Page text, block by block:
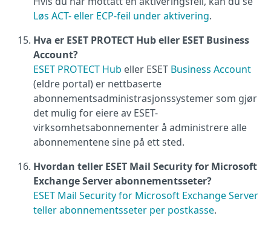
Løs ACT- eller ECP-feil under aktivering.
Hva er ESET PROTECT Hub eller ESET Business
Account?
ESET PROTECT Hub eller ESET Business Account
(eldre portal) er nettbaserte
abonnementsadministrasjonssystemer som gjør
det mulig for eiere av ESET-
virksomhetsabonnementer å administrere alle
abonnementene sine på ett sted.
Hvordan teller ESET Mail Security for Microsoft
Exchange Server abonnementsseter?
ESET Mail Security for Microsoft Exchange Server
teller abonnementsseter per postkasse.